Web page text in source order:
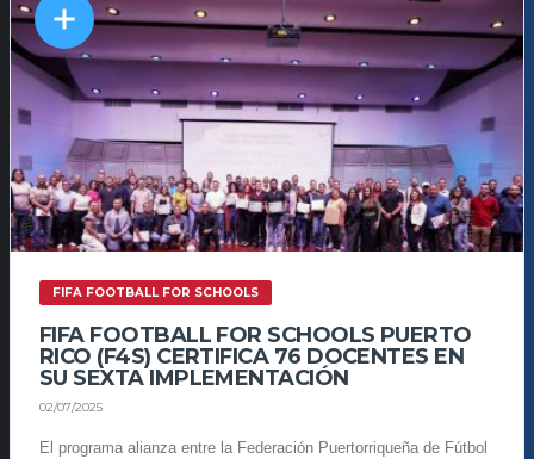
FIFA FOOTBALL FOR SCHOOLS
FIFA FOOTBALL FOR SCHOOLS PUERTO
RICO (F4S) CERTIFICA 76 DOCENTES EN
SU SEXTA IMPLEMENTACIÓN
02/07/2025
El programa alianza entre la Federación Puertorriqueña de Fútbol